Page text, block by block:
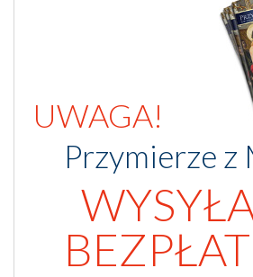
UWAGA!
Przymierze z